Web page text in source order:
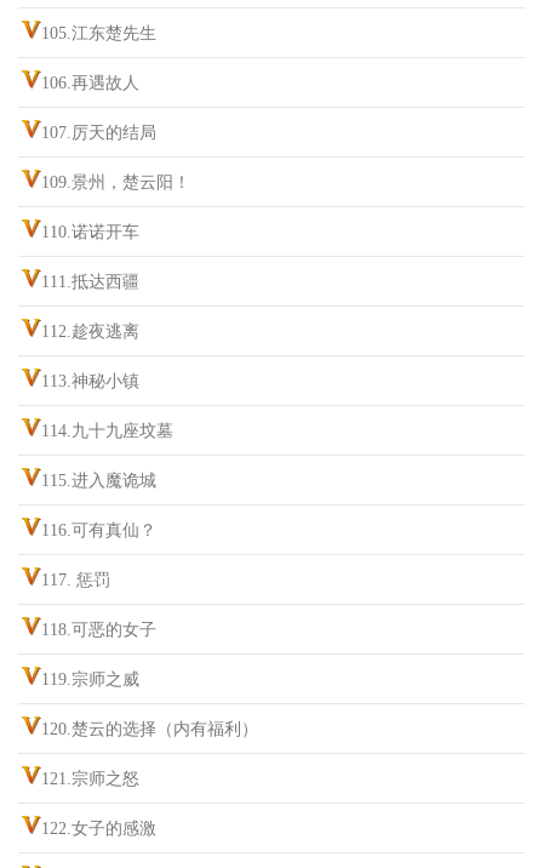
105.江东楚先生
106.再遇故人
107.厉天的结局
109.景州，楚云阳！
110.诺诺开车
111.抵达西疆
112.趁夜逃离
113.神秘小镇
114.九十九座坟墓
115.进入魔诡城
116.可有真仙？
117. 惩罚
118.可恶的女子
119.宗师之威
120.楚云的选择（内有福利）
121.宗师之怒
122.女子的感激